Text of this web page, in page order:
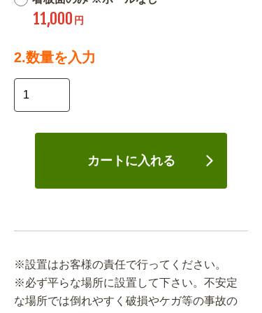
11,000 円
2.数量を入力
カートに入れる
※設置はお客様の責任で行ってください。
※必ず平らな場所に設置して下さい。不安定
な場所では倒れやすく破損やケガ等の事故の